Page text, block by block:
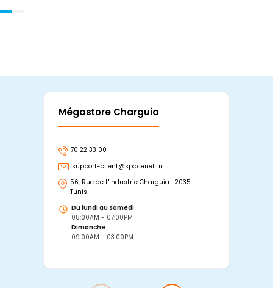
Mégastore Charguia
70 22 33 00
support-client@spacenet.tn
56, Rue de L'industrie Charguia I 2035 -
Tunis
Du lundi au samedi
08:00AM - 07:00PM
Dimanche
09:00AM - 03:00PM